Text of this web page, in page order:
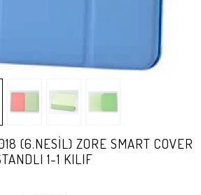
(6.NESİL) ZORE SMART COVER
1-1 KILIF